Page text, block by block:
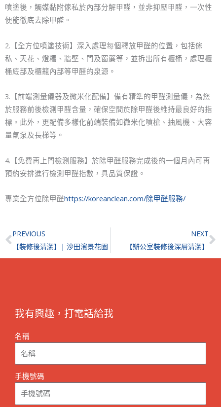
噴塗後，觸媒黏附傢私於內部分解甲醛，並非抑壓甲醛，一次性
便能徹底去除甲醛。
2.【全方位噴塗技術】深入處理每個釋放甲醛的位置，包括傢
私、天花、燈糟、牆壁、門及窗簾等，並拆出所有櫃桶，處理櫃
桶底部及櫃籠內部等甲醛的泉源。
3.【前端測量儀器及微米化配備】備有精準的甲醛測量儀，為您
於服務前後檢測甲醛含量，確保空間於除甲醛後維持最良好的指
標。此外，更配備多樣化前端裝備如微米化噴槍、抽風機、大容
量氣泵及長梯等。
4.【免費再上門檢測服務】於除甲醛服務完成後的一個月內可再
預約安排進行檢測甲醛指數，具品質保證。
專業全方位除甲醛https://koreanclean.com/除甲醛服務/
Prev
PREVIOUS
【裝修後清潔】| 沙田濱景花園
NEXT
【辦公室裝修後深層清潔】
我有興趣，打電話給我
名稱
手機號碼